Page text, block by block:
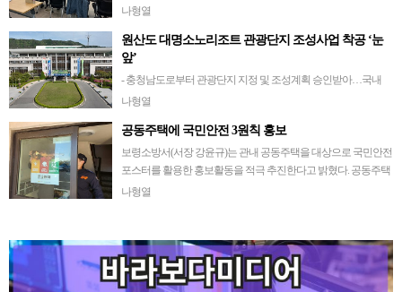
보령시는 4일 보령시청 CCTV관제센터 회의실에서 ‘찾아가는 미
다. 이번 교육은 ‘202…
나형열
원산도 대명소노리조트 관광단지 조성사업 착공 ‘눈
앞’
- 충청남도로부터 관광단지 지정 및 조성계획 승인받아…국내
최대 해양관광리조트 조성 보령시 원산도에 들어설 예정인 ‘원
다. 시에 따르면 지난 1일 충청남도로…
나형열
공동주택에 국민안전 3원칙 홍보
보령소방서(서장 강윤규)는 관내 공동주택을 대상으로 국민안전
포스터를 활용한 홍보활동을 적극 추진한다고 밝혔다. 공동주택
은 다수의 가구가 함께 모여 생활하는 주거시설로 화재가 발생할
나형열